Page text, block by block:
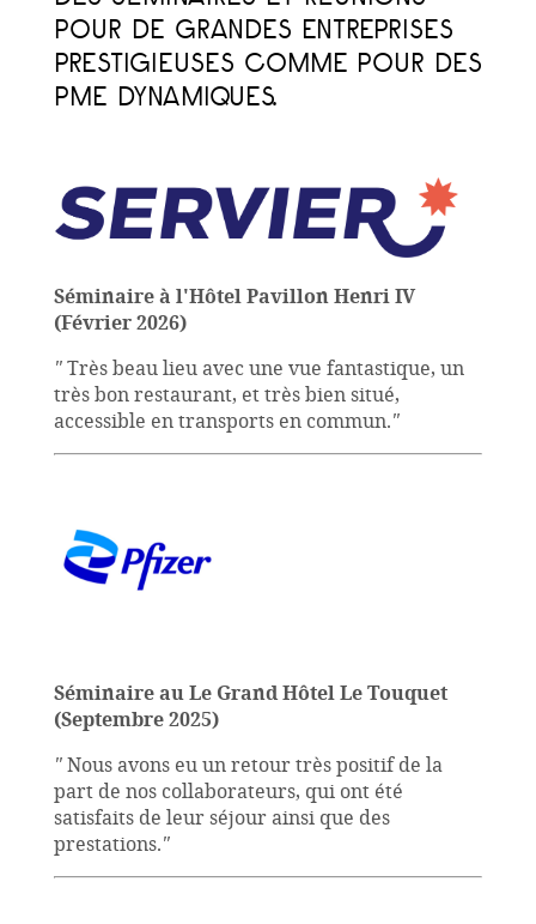
POUR DE GRANDES ENTREPRISES
PRESTIGIEUSES COMME POUR DES
PME DYNAMIQUES.
Séminaire à l'Hôtel Pavillon Henri IV
(Février 2026)
"Très beau lieu avec une vue fantastique, un
très bon restaurant, et très bien situé,
accessible en transports en commun."
Séminaire au Le Grand Hôtel Le Touquet
(Septembre 2025)
"Nous avons eu un retour très positif de la
part de nos collaborateurs, qui ont été
satisfaits de leur séjour ainsi que des
prestations."